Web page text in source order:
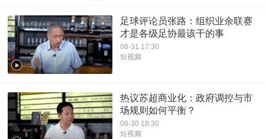
足球评论员张路：组织业余联赛
才是各级足协最该干的事
08-31 17:30
短视频
热议苏超商业化：政府调控与市
场规则如何平衡？
08-30 18:30
短视频